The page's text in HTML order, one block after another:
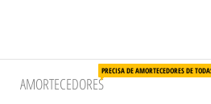
AMORTECEDORES
PRECISA DE AMORTECEDORES DE